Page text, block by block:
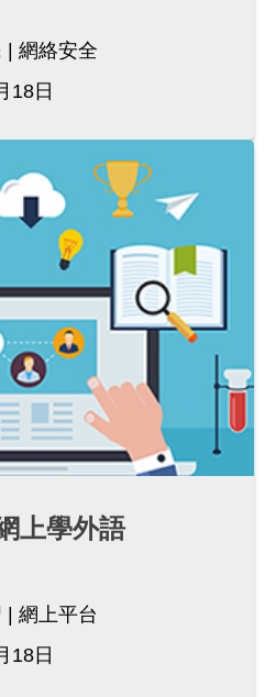
網絡安全
18日
上學外語
網上平台
18日